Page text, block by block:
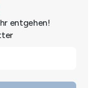
entgehen!